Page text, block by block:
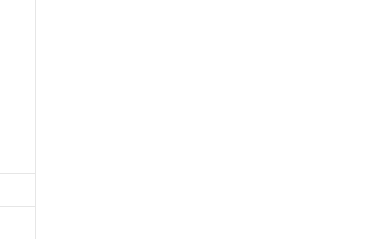
明するものではありません。
期間は出荷製品に未対応品が
い限り、2022年1月12日よ